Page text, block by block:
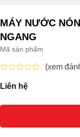
MÁY NƯỚC
NGANG
Mã sản phẩm
xếp
(xem
Liên hệ